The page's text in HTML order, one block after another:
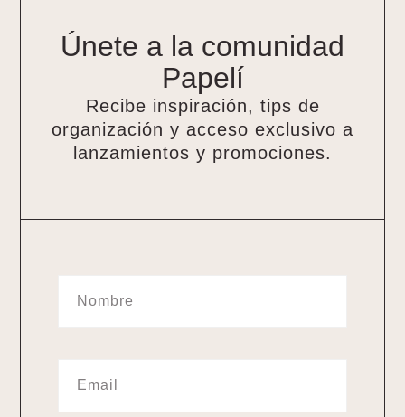
Únete a la comunidad
Papelí
Recibe inspiración, tips de
organización y acceso exclusivo a
lanzamientos y promociones.